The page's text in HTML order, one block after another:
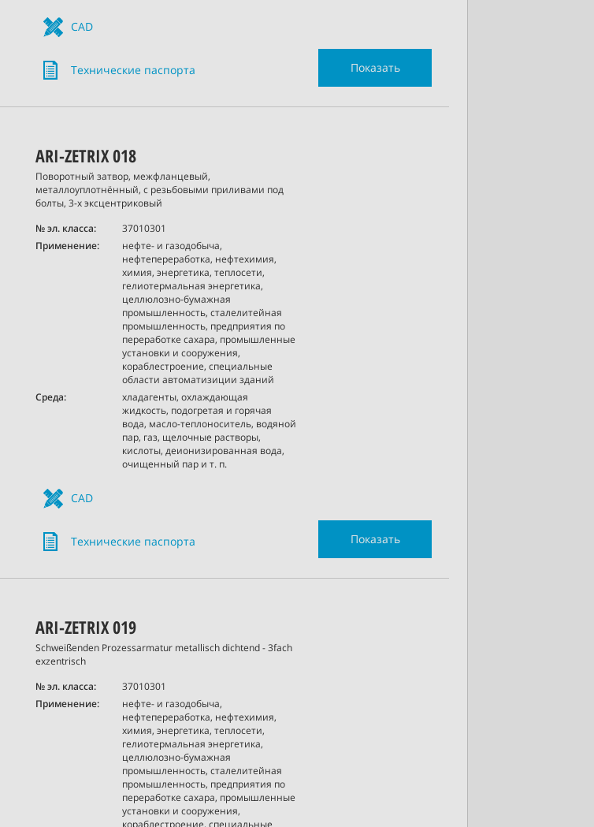
CAD
Технические паспорта Показать
ARI-ZETRIX 018
Поворотный затвор, межфланцевый,
металлоуплотнённый, с резьбовыми приливами под
болты, 3-х эксцентриковый
№ эл. класса:
37010301
Применение:
нефте- и газодобыча,
нефтепереработка, нефтехимия,
химия, энергетика, теплосети,
гелиотермальная энергетика,
целлюлозно-бумажная
промышленность, сталелитейная
промышленность, предприятия по
переработке сахара, промышленные
установки и сооружения,
кораблестроение, специальные
области автоматизиции зданий
Среда:
хладагенты, охлаждающая
жидкость, подогретая и горячая
вода, масло-теплоноситель, водяной
пар, газ, щелочные растворы,
кислоты, деионизированная вода,
очищенный пар и т. п.
CAD
Технические паспорта Показать
ARI-ZETRIX 019
Schweißenden Prozessarmatur metallisch dichtend - 3fach
exzentrisch
№ эл. класса:
37010301
Применение:
нефте- и газодобыча,
нефтепереработка, нефтехимия,
химия, энергетика, теплосети,
гелиотермальная энергетика,
целлюлозно-бумажная
промышленность, сталелитейная
промышленность, предприятия по
переработке сахара, промышленные
установки и сооружения,
кораблестроение, специальные